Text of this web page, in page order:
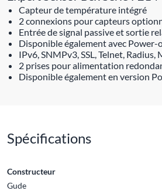
Capteur de température intégré
2 connexions pour capteurs
Entrée de signal passive et sortie
Disponible également avec
IPv6, SNMPv3, SSL, Telnet, Radius,
2 prises pour alimentation
Disponible également en version
Spécifications
Constructeur
Gude